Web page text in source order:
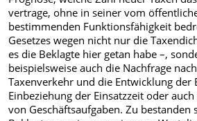
vertrage, ohne in seiner vom
bestimmenden Funktionsfähigkeit
Gesetzes wegen nicht nur die
es die Beklagte hier getan habe –,
beispielsweise auch die Nachfrage
Taxenverkehr und die Entwicklung der
Einbeziehung der Einsatzzeit oder
von Geschäftsaufgaben. Zu bestanden